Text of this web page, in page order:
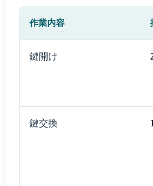
作業内容
鍵開け
鍵交換